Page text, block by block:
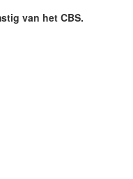
van het CBS.